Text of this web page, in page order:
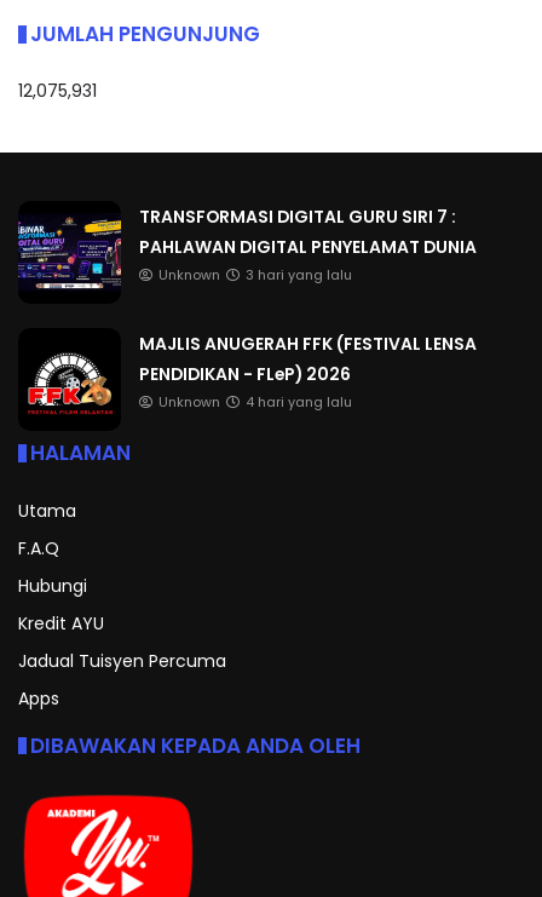
JUMLAH PENGUNJUNG
12,075,931
TRANSFORMASI DIGITAL GURU SIRI 7 :
PAHLAWAN DIGITAL PENYELAMAT DUNIA
Unknown 3 hari yang lalu
MAJLIS ANUGERAH FFK (FESTIVAL LENSA
PENDIDIKAN - FLeP) 2026
Unknown 4 hari yang lalu
HALAMAN
Utama
F.A.Q
Hubungi
Kredit AYU
Jadual Tuisyen Percuma
Apps
DIBAWAKAN KEPADA ANDA OLEH